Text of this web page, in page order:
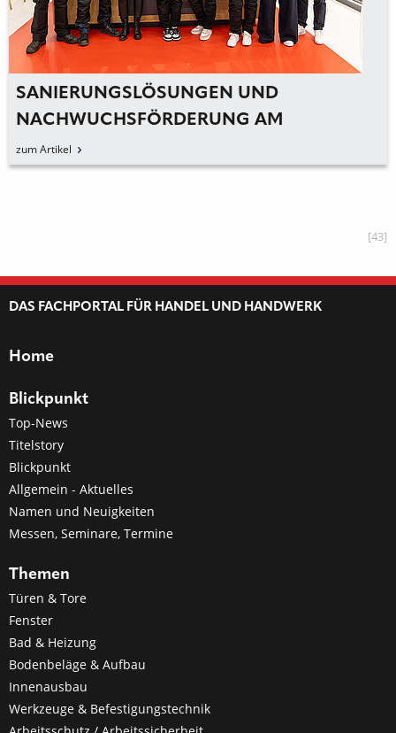
SANIERUNGSLÖSUNGEN UND
NACHWUCHSFÖRDERUNG AM
MESSESTAND
zum Artikel
[43]
DAS FACHPORTAL FÜR HANDEL UND HANDWERK
Home
Blickpunkt
Top-News
Titelstory
Blickpunkt
Allgemein - Aktuelles
Namen und Neuigkeiten
Messen, Seminare, Termine
Themen
Türen & Tore
Fenster
Bad & Heizung
Bodenbeläge & Aufbau
Innenausbau
Werkzeuge & Befestigungstechnik